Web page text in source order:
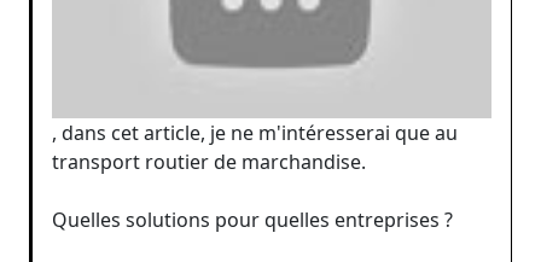
, dans cet article, je ne m'intéresserai que au
transport routier de marchandise.
Quelles solutions pour quelles entreprises ?